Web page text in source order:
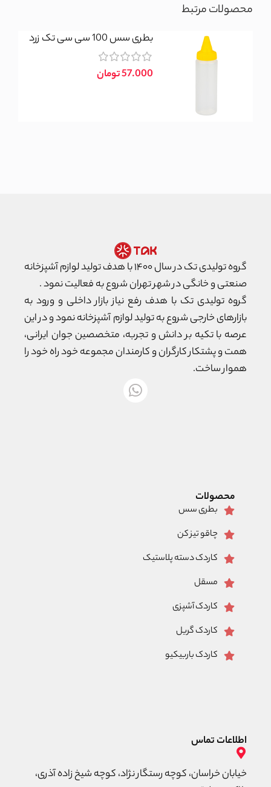
محصولات مرتبط
بطری سس 100 سی سی تک زرد
تومان
گروه تولیدی تک در سال ۱۴۰۰ با هدف تولید لوازم آشپزخانه
صنعتی و خانگی در شهر تهران شروع به فعالیت نمود .
گروه تولیدی تک با هدف رفع نیاز بازار داخلی و ورود به
بازارهای خارجی شروع به تولید لوازم آشپزخانه نمود و در این
عرصه با تکیه بر دانش و تجربه، متخصصین جوان ایرانی،
همت و پشتکار کارگران و کارمندان مجموعه خود راه خود را
هموار ساخت.
محصولات
بطری سس
چاقو تیز کن
کاردک دسته پلاستیک
مسقل
کاردک آشپزی
کاردک گریل
کاردک باربیکیو
اطلاعات تماس
خیابان خراسان، کوچه رستگار نژاد، کوچه شیخ زاده آذری،